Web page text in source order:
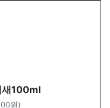
새100ml
원)